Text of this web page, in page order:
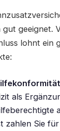
gut geeignet.
lohnt ein
als
zahlen Sie